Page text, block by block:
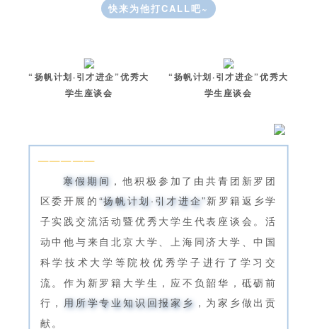
快来为他打CALL吧~
“扬帆计划·引才进企”优秀大
学生座谈会
“扬帆计划·引才进企”优秀大
学生座谈会
—————
寒假期间 ，他积极参加了由共青团新罗团
区委开展的“扬帆计划·引才进企”新罗籍返乡学
子实践交流活动暨优秀大学生代表座谈会。活
动中他与来自北京大学、上海同济大学、中国
科学技术大学等院校优秀学子进行了学习交
流。作为新罗籍大学生，应不负韶华，砥砺前
行， 用所学专业知识回报家乡 ，为家乡做出贡
献。